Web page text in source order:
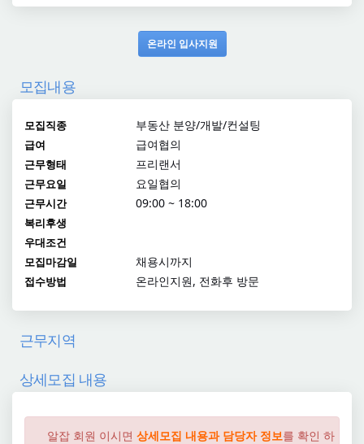
온라인 입사지원
모집내용
모집직종 부동산 분양/개발/컨설팅
급여 급여협의
근무형태 프리랜서
근무요일 요일협의
근무시간 09:00 ~ 18:00
복리후생
우대조건
모집마감일
채용시까지
접수방법 온라인지원, 전화후 방문
근무지역
상세모집 내용
알잡 회원 이시면 상세모집 내용과 담당자 정보를 확인 하